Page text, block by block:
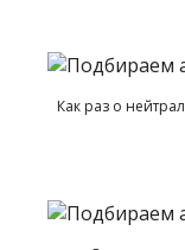
Как раз о